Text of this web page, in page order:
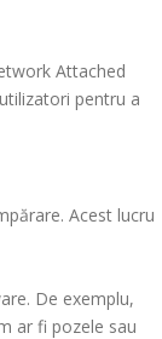
Attached
pentru a
Acest lucru
De exemplu,
ar fi pozele sau